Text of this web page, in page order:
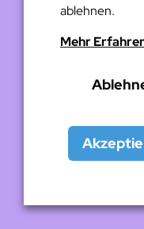
ablehnen.
Mehr